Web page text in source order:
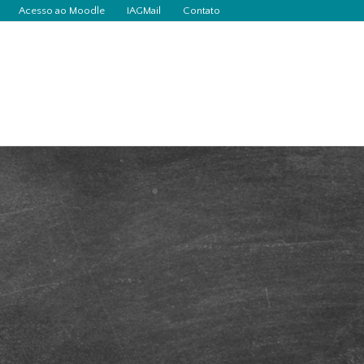
Acesso ao Moodle IAGMail Contato